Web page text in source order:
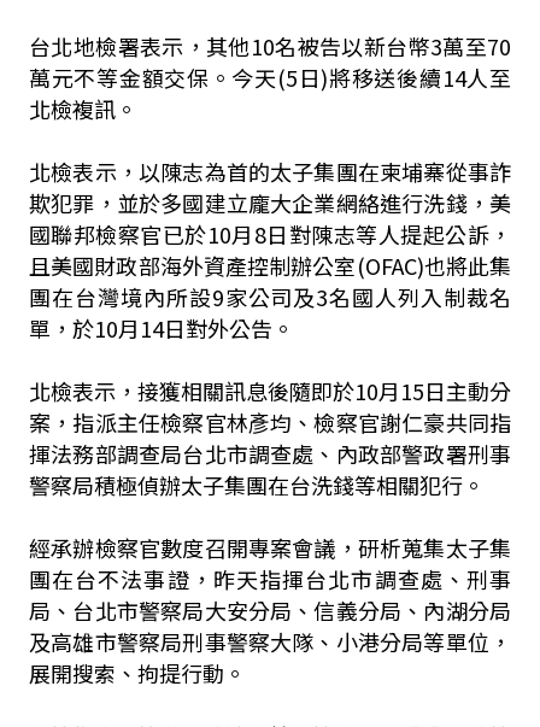
台北地檢署表示，其他10名被告以新台幣3萬至70
萬元不等金額交保。今天(5日)將移送後續14人至
北檢複訊。
北檢表示，以陳志為首的太子集團在柬埔寨從事詐
欺犯罪，並於多國建立龐大企業網絡進行洗錢，美
國聯邦檢察官已於10月8日對陳志等人提起公訴，
且美國財政部海外資產控制辦公室(OFAC)也將此集
團在台灣境內所設9家公司及3名國人列入制裁名
單，於10月14日對外公告。
北檢表示，接獲相關訊息後隨即於10月15日主動分
案，指派主任檢察官林彥均、檢察官謝仁豪共同指
揮法務部調查局台北市調查處、內政部警政署刑事
警察局積極偵辦太子集團在台洗錢等相關犯行。
經承辦檢察官數度召開專案會議，研析蒐集太子集
團在台不法事證，昨天指揮台北市調查處、刑事
局、台北市警察局大安分局、信義分局、內湖分局
及高雄市警察局刑事警察大隊、小港分局等單位，
展開搜索、拘提行動。